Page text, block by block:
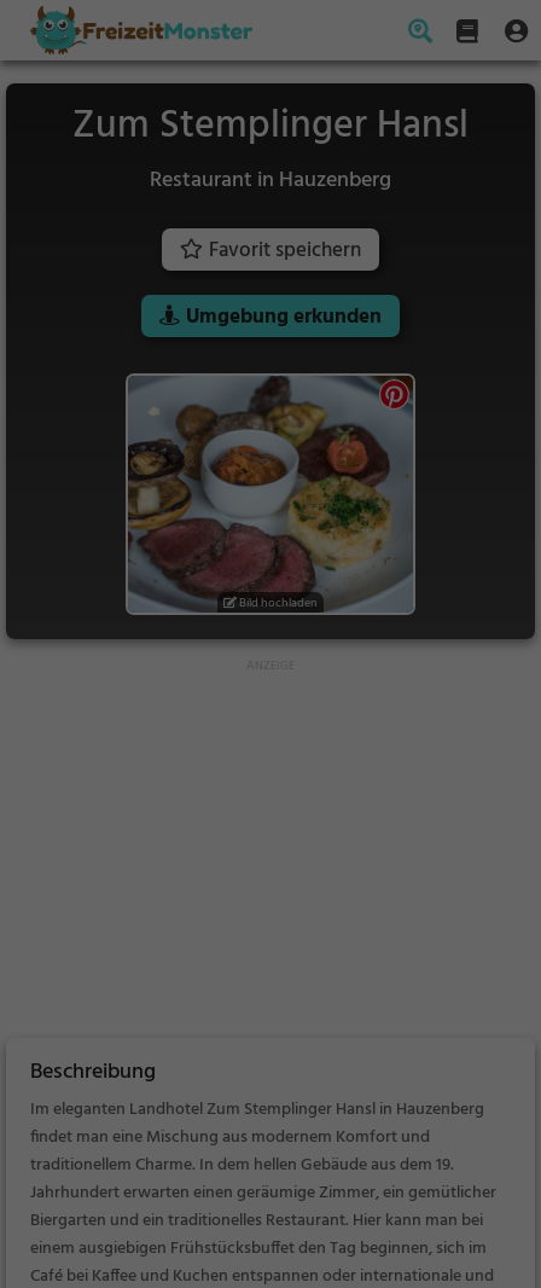
Zum Stemplinger Hansl
Restaurant in Hauzenberg
Favorit speichern
Umgebung erkunden
Bild hochladen
Beschreibung
Im eleganten Landhotel Zum Stemplinger Hansl in Hauzenberg
findet man eine Mischung aus modernem Komfort und
traditionellem Charme. In dem hellen Gebäude aus dem 19.
Jahrhundert erwarten einen geräumige Zimmer, ein gemütlicher
Biergarten und ein traditionelles Restaurant. Hier kann man bei
einem ausgiebigen Frühstücksbuffet den Tag beginnen, sich im
Café bei Kaffee und Kuchen entspannen oder internationale und